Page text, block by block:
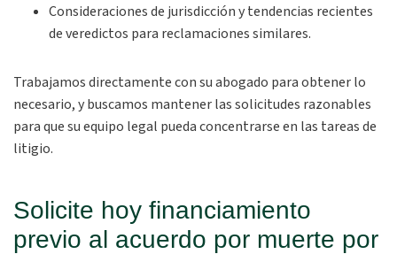
Consideraciones de jurisdicción y tendencias recientes
de veredictos para reclamaciones similares.
Trabajamos directamente con su abogado para obtener lo
necesario, y buscamos mantener las solicitudes razonables
para que su equipo legal pueda concentrarse en las tareas de
litigio.
Solicite hoy financiamiento
previo al acuerdo por muerte por